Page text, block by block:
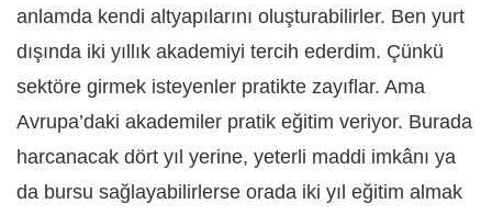
anlamda kendi altyapılarını oluşturabilirler. Ben yurt
dışında iki yıllık akademiyi tercih ederdim. Çünkü
sektöre girmek isteyenler pratikte zayıflar. Ama
Avrupa’daki akademiler pratik eğitim veriyor. Burada
harcanacak dört yıl yerine, yeterli maddi imkânı ya
da bursu sağlayabilirlerse orada iki yıl eğitim almak